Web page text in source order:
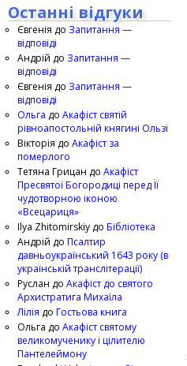
Останні відгуки
Євгенія до Запитання —
відповіді
Андрій до Запитання —
відповіді
Євгенія до Запитання —
відповіді
Ольга до Акафіст святій
рівноапостольній княгині Ользі
Вікторія до Акафіст за
померлого
Тетяна Грицан до Акафіст
Пресвятої Богородиці перед Її
чудотворною іконою
«Всецариця»
Ilya Zhitomirskiy до Бібліотека
Андрій до Псалтир
давньоукраїнський 1643 року (в
українській транслітерації)
Руслан до Акафіст до святого
Архистратига Михаїла
Лілія до Гостьова книга
Ольга до Акафіст святому
великомученику і цілителю
Пантелеймону